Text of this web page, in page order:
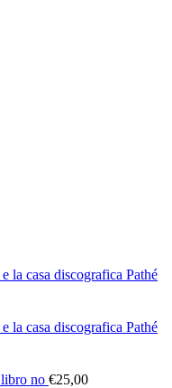
la casa discografica Pathé
la casa discografica Pathé
no €25,00